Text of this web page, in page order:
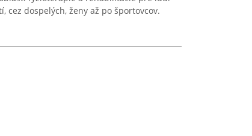
cez dospelých, ženy až po športovcov.